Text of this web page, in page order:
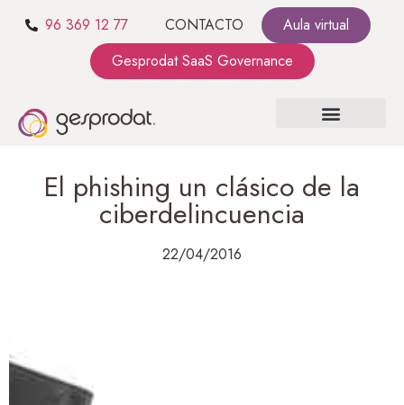
96 369 12 77 CONTACTO
Aula virtual
Gesprodat SaaS Governance
El phishing un clásico de la
ciberdelincuencia
22/04/2016